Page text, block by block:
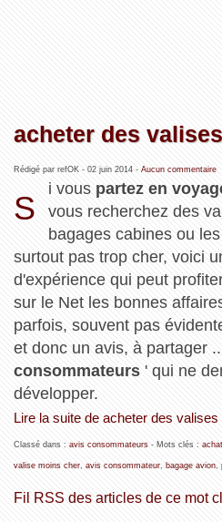
acheter des
Rédigé par refOK - 02 juin 2014- Aucun commentaire
S
i vous partez en
vous recherchez des
bagages cabines ou
surtout pas trop cher, voici
d'expérience qui peut
sur le Net les bonnes
parfois, souvent pas
et donc un avis, à partager
consommateurs' qui ne
développer.
Lire la suite de acheter des
Classé dans : avis consommateurs- Mots clés :
valise moins cher, avis consommateur, bagage avion,
Fil RSS des articles de ce mot